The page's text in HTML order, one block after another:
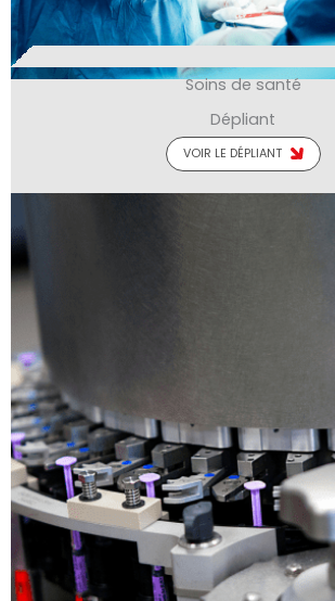
Soins de santé
Dépliant
VOIR LE DÉPLIANT